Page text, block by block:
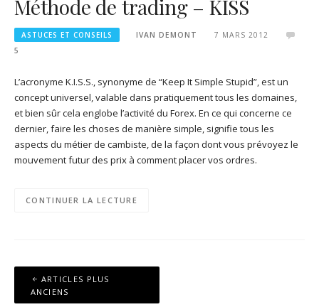
Méthode de trading – KISS
ASTUCES ET CONSEILS IVAN DEMONT
7 MARS 2012
5
L’acronyme K.I.S.S., synonyme de “Keep It Simple Stupid”, est un
concept universel, valable dans pratiquement tous les domaines,
et bien sûr cela englobe l’activité du Forex. En ce qui concerne ce
dernier, faire les choses de manière simple, signifie tous les
aspects du métier de cambiste, de la façon dont vous prévoyez le
mouvement futur des prix à comment placer vos ordres.
CONTINUER LA LECTURE
Navigation
des
ARTICLES PLUS
ANCIENS